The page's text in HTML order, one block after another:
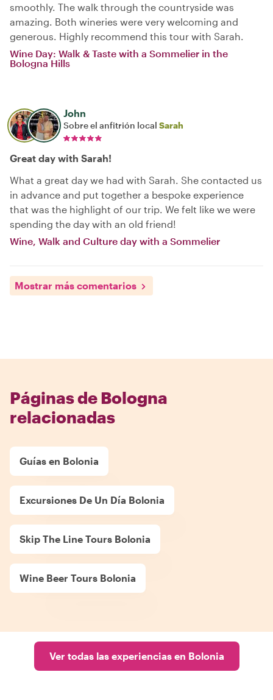
smoothly. The walk through the countryside was
amazing. Both wineries were very welcoming and
generous. Highly recommend this tour with Sarah.
Wine Day: Walk & Taste with a Sommelier in the
Bologna Hills
John
Sobre el anfitrión local Sarah
Great day with Sarah!
What a great day we had with Sarah. She contacted us
in advance and put together a bespoke experience
that was the highlight of our trip. We felt like we were
spending the day with an old friend!
Wine, Walk and Culture day with a Sommelier
Mostrar más comentarios
Páginas de Bologna
relacionadas
Guías en Bolonia
Excursiones De Un Día Bolonia
Skip The Line Tours Bolonia
Wine Beer Tours Bolonia
Ver todas las experiencias en Bolonia